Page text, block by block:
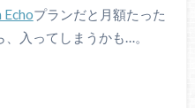
Echoプランだと月額たった
、入ってしまうかも…。